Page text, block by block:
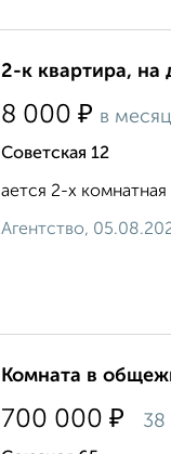
2-к квартира, на
8 000 ₽ в месяц
Советская 12
ается 2-х
Агентство,
Комната в
700 000 ₽ 38